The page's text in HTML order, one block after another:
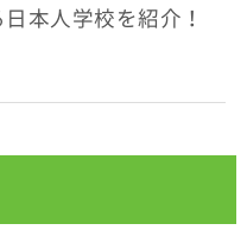
本人学校を紹介！